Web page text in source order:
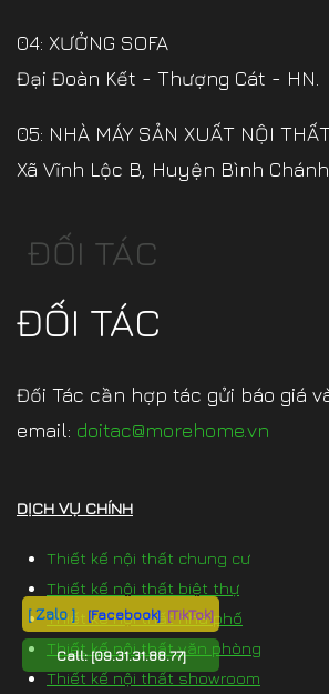
[ Zalo ] [Facebook] [TikTok]
Call:[09.31.31.88.77]
04: XƯỞNG SOFA
Đại Đoàn Kết - Thượng Cát - HN.
05: NHÀ MÁY SẢN XUẤT NỘI
Xã Vĩnh Lộc B, Huyện Bình
ĐỐI TÁC
ĐỐI TÁC
Đối Tác cần hợp tác gửi báo giá
email: doitac@morehome.vn
DỊCH VỤ CHÍNH
Thiết kế nội thất chung cư
Thiết kế nội thất biệt thự
Thiết kế nội thất nhà phố
Thiết kế nội thất văn phòng
Thiết kế nội thất showroom